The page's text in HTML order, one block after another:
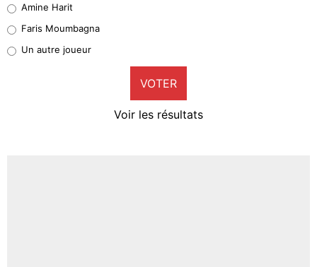
1%
9%
Amine Harit
Faris Moumbagna
Un autre joueur
VOTER
Voir les résultats